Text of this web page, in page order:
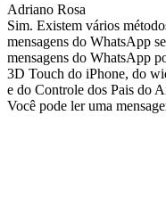
Adriano Rosa
Sim. Existem vários
mensagens do WhatsApp
mensagens do WhatsApp
3D Touch do iPhone, do
e do Controle dos Pais do
Você pode ler uma